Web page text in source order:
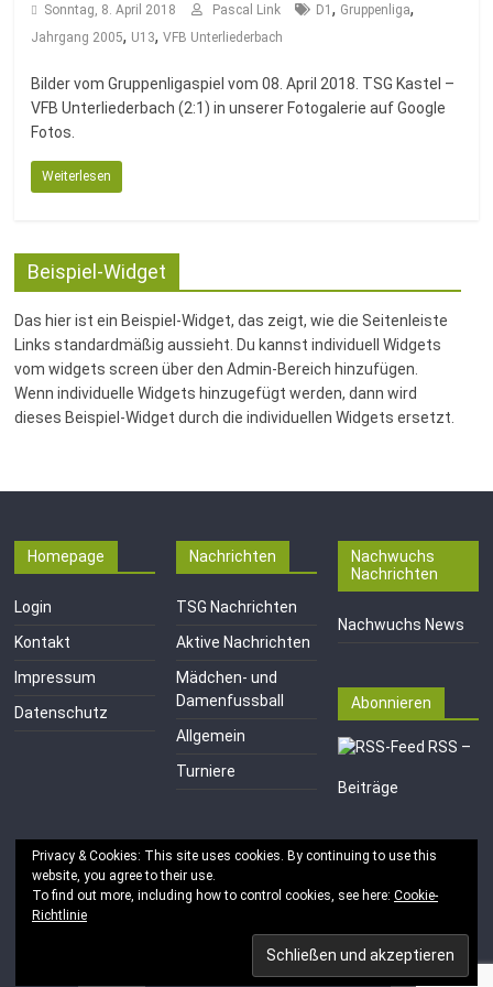
Sonntag, 8. April 2018 Pascal Link D1, Gruppenliga,
Jahrgang 2005, U13,VFB Unterliederbach
Bilder vom Gruppenligaspiel vom 08. April 2018. TSG Kastel –
VFB Unterliederbach (2:1) in unserer Fotogalerie auf Google
Fotos.
Weiterlesen
Beispiel-Widget
Das hier ist ein Beispiel-Widget, das zeigt, wie die Seitenleiste
Links standardmäßig aussieht. Du kannst individuell Widgets
vom widgets screen über den Admin-Bereich hinzufügen.
Wenn individuelle Widgets hinzugefügt werden, dann wird
dieses Beispiel-Widget durch die individuellen Widgets ersetzt.
Homepage
Login
Kontakt
Impressum
Datenschutz
Nachrichten
TSG Nachrichten
Aktive Nachrichten
Mädchen- und
Damenfussball
Allgemein
Turniere
Nachwuchs
Nachrichten
Nachwuchs News
Abonnieren
RSS –
Beiträge
Privacy & Cookies: This site uses cookies. By continuing to use this
website, you agree to their use.
To find out more, including how to control cookies, see here: Cookie-
Richtlinie
Copyright © 2026
vorbehalten.
von ThemeGrill. Bereitgestellt vonWordPress